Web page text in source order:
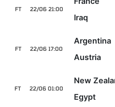
22/06 21:00
FT
Iraq
22/06 17:00
FT
Argentina
Austria
22/06 01:00
FT
New
Egypt